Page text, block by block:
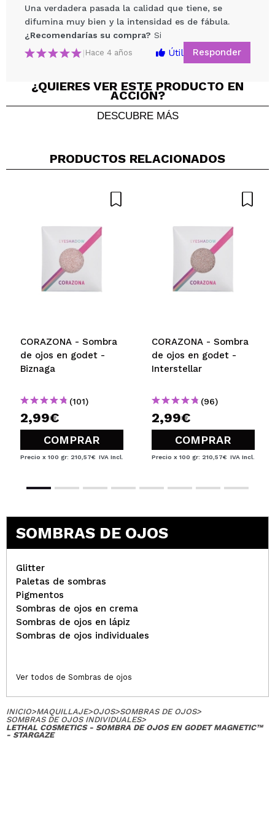
Compartir un vídeo o una foto
¿Recomendarías su compra? Si No
ENVIAR
Una verdadera pasada la calidad que tiene, se
difumina muy bien y la intensidad es de fábula.
¿Recomendarías su compra? Si
| Hace 4 años Útil Responder
¿QUIERES VER ESTE PRODUCTO EN
ACCIÓN?
DESCUBRE MÁS
PRODUCTOS RELACIONADOS
CORAZONA - Sombra
de ojos en godet -
Biznaga
(101)
2,99€
COMPRAR
Precio x 100 gr: 210,57€ IVA Incl.
CORAZONA - Sombra
de ojos en godet -
Interstellar
(96)
2,99€
COMPRAR
Precio x 100 gr: 210,57€ IVA Incl.
SOMBRAS DE OJOS
Glitter
Paletas de sombras
Pigmentos
Sombras de ojos en crema
Sombras de ojos en lápiz
Sombras de ojos individuales
Ver todos de Sombras de ojos
INICIO>MAQUILLAJE>OJOS>SOMBRAS DE OJOS>
SOMBRAS DE OJOS INDIVIDUALES>
LETHAL COSMETICS - SOMBRA DE OJOS EN GODET MAGNETIC™
- STARGAZE